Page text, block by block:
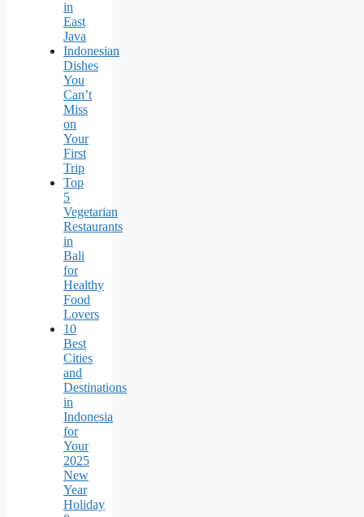
in
East
Java
Indonesian
Dishes
You
Can’t
Miss
on
Your
First
Trip
Top
5
Vegetarian
Restaurants
in
Bali
for
Healthy
Food
Lovers
10
Best
Cities
and
Destinations
in
Indonesia
for
Your
2025
New
Year
Holiday